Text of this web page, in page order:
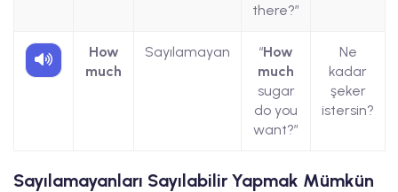
there?”
How
much
Sayılamayan “How
much
sugar
do you
want?”
Ne
kadar
şeker
istersin?
Sayılamayanları Sayılabilir Yapmak Mümkün